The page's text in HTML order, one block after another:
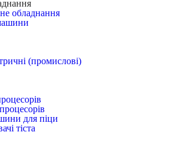
обладнання
(промислові)
для піци
тіста